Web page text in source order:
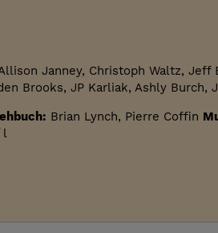
Janney, Christoph Waltz, Jeff
Brooks, JP Karliak, Ashly Burch,
Brian Lynch, Pierre Coffin